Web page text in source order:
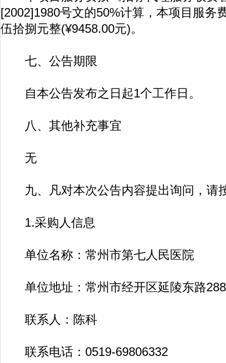
[2002]1980号文的50%计算，本项目服务
伍拾捌元整(¥9458.00元)。
七、公告期限
自本公告发布之日起1个工作日。
八、其他补充事宜
无
九、凡对本次公告内容提出询问，请
1.采购人信息
单位名称：常州市第七人民医院
单位地址：常州市经开区延陵东路
联系人：陈科
联系电话：0519-69806332